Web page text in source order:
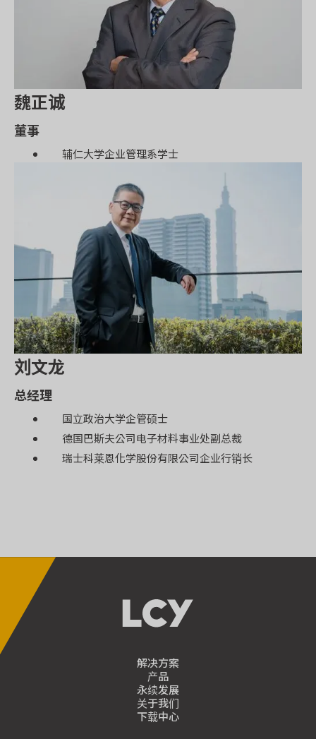
魏正诚
董事
辅仁大学企业管理系学士
刘文龙
总经理
国立政治大学企管硕士
德国巴斯夫公司电子材料事业处副总裁
瑞士科莱恩化学股份有限公司企业行销长
解决方案
产品
永续发展
关于我们
下载中心